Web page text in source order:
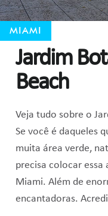
MIAMI
Jardim
Beach
Veja tudo sobre o
Se você é daqueles
muita área verde,
precisa colocar
Miami. Além de
encantadoras.